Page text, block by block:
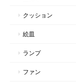
クッション
絵皿
ランプ
ファン